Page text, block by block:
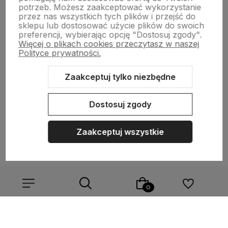
polityce prywatności
NASZA SELEKCJA
Sklep internetowy Shoper.pl Szablon Shoper Modern 3.0™
GrowCommerce
potrzeb. Możesz zaakceptować wykorzystanie
przez nas wszystkich tych plików i przejść do
sklepu lub dostosować użycie plików do swoich
preferencji, wybierając opcję "Dostosuj zgody".
Więcej o plikach cookies przeczytasz w naszej
Polityce prywatności.
Zaakceptuj tylko niezbędne
Dostosuj zgody
Zaakceptuj wszystkie